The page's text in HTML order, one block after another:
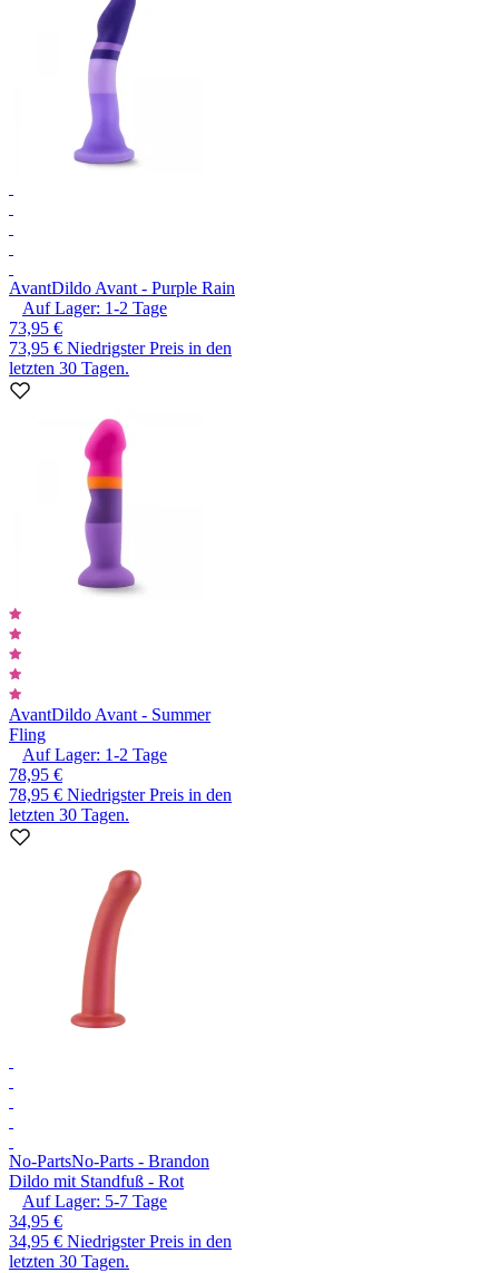
AvantDildo Avant - Purple Rain
Auf Lager: 1-2 Tage
73,95 €
73,95 € Niedrigster Preis in den
letzten 30 Tagen.
AvantDildo Avant - Summer
Fling
Auf Lager: 1-2 Tage
78,95 €
78,95 € Niedrigster Preis in den
letzten 30 Tagen.
No-PartsNo-Parts - Brandon
Dildo mit Standfuß - Rot
Auf Lager: 5-7 Tage
34,95 €
34,95 € Niedrigster Preis in den
letzten 30 Tagen.